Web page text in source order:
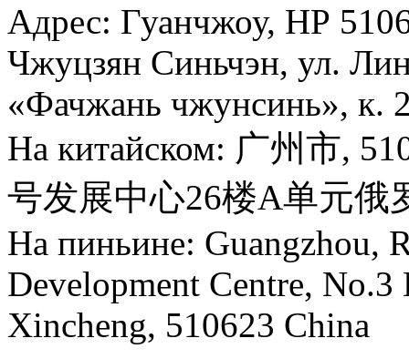
Адрес: Гуанчжоу, НР
Чжуцзян Синьчэн, ул.
«Фачжань чжунсинь», к.
На китайском: 广州市,
号发展中心26楼A单元俄
На пиньине: Guangzhou,
Development Centre,
Xincheng, 510623 China